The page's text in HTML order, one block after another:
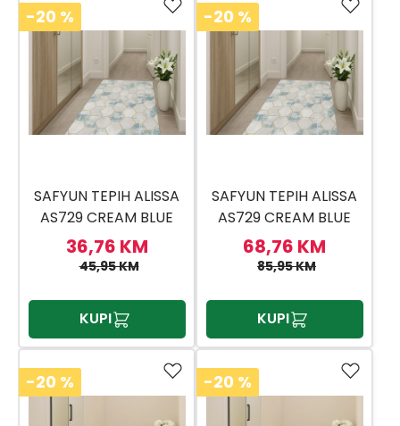
-20 %
SAFYUN TEPIH ALISSA
AS729 CREAM BLUE
80X150
36,76 KM
45,95 KM
KUPI
-20 %
SAFYUN TEPIH ALISSA
AS729 CREAM BLUE
80X300
68,76 KM
85,95 KM
KUPI
-20 % -20 %